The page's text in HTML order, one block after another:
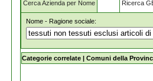
Cerca Azienda per Nome Ricerca
Nome - Ragione sociale:
tessuti-non-tessuti-esclusi-articoli-
Categorie correlate | Comuni della